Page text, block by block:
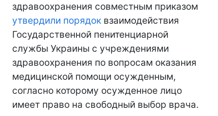
здравоохранения совместным приказом
утвердили порядок взаимодействия
Государственной пенитенциарной
службы Украины с учреждениями
здравоохранения по вопросам оказания
медицинской помощи осужденным,
согласно которому осужденное лицо
имеет право на свободный выбор врача.